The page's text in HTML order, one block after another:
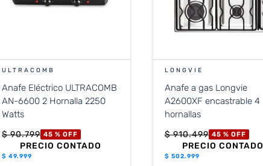
ULTRACOMB
Anafe Eléctrico ULTRACOMB
AN-6600 2 Hornalla 2250
Watts
$ 90.799 45 % OFF
PRECIO CONTADO
$49.999
LONGVIE
Anafe a gas Longvie
A2600XF encastrable 4
hornallas
$ 910.499 45 % OFF
PRECIO CONTADO
$ 502.999